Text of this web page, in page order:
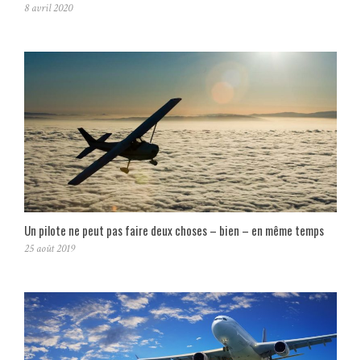
8 avril 2020
Un pilote ne peut pas faire deux choses – bien – en même temps
25 août 2019